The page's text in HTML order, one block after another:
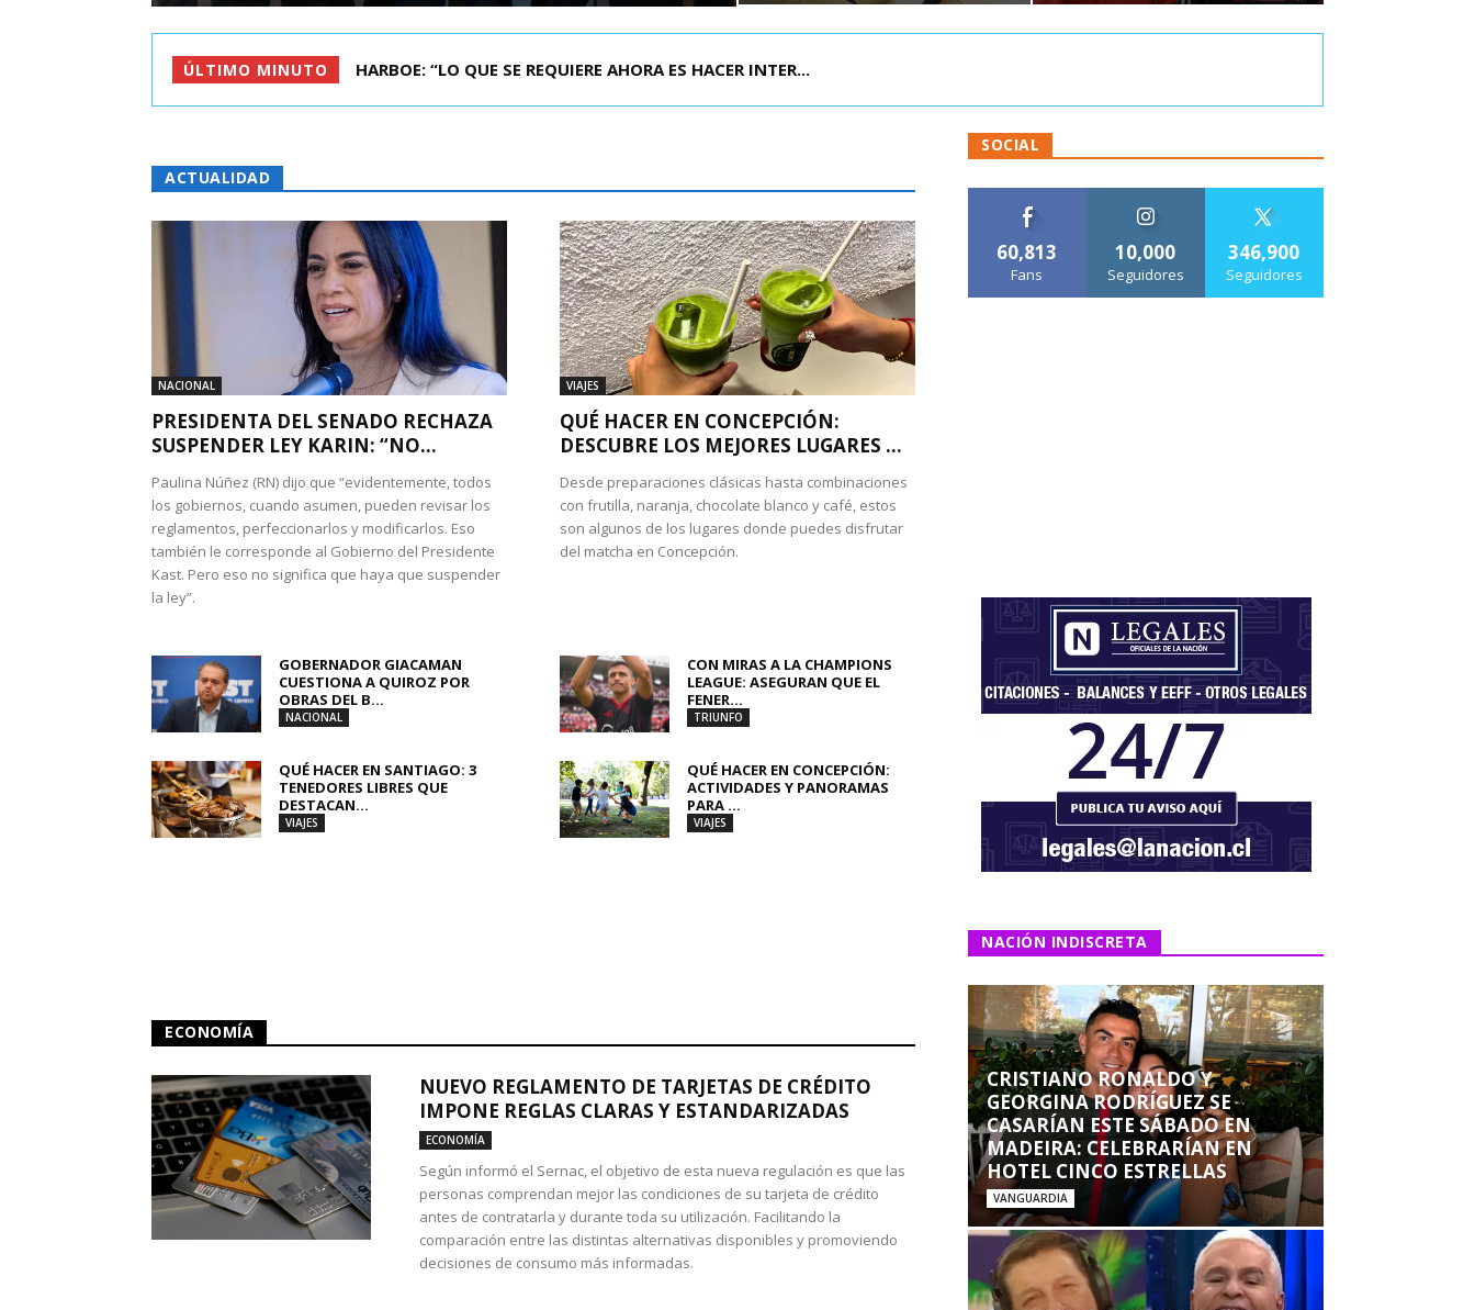
ÚLTIMO MINUTO BIMINISTRO MAS POR IPC: “LA ECONOMÍA SE ESTÁ ENC...
ACTUALIDAD
NACIONAL
PRESIDENTA DEL SENADO RECHAZA
SUSPENDER LEY KARIN: “NO...
Paulina Núñez (RN) dijo que “evidentemente, todos
los gobiernos, cuando asumen, pueden revisar los
reglamentos, perfeccionarlos y modificarlos. Eso
también le corresponde al Gobierno del Presidente
Kast. Pero eso no significa que haya que suspender
la ley”.
VIAJES
QUÉ HACER EN CONCEPCIÓN:
DESCUBRE LOS MEJORES LUGARES ...
Desde preparaciones clásicas hasta combinaciones
con frutilla, naranja, chocolate blanco y café, estos
son algunos de los lugares donde puedes disfrutar
del matcha en Concepción.
GOBERNADOR GIACAMAN
CUESTIONA A QUIROZ POR
OBRAS DEL B...
NACIONAL
CON MIRAS A LA CHAMPIONS
LEAGUE: ASEGURAN QUE EL
FENER...
TRIUNFO
QUÉ HACER EN SANTIAGO: 3
TENEDORES LIBRES QUE
DESTACAN...
VIAJES
QUÉ HACER EN CONCEPCIÓN:
ACTIVIDADES Y PANORAMAS
PARA ...
VIAJES
ECONOMÍA
NUEVO REGLAMENTO DE TARJETAS DE CRÉDITO
IMPONE REGLAS CLARAS Y ESTANDARIZADAS
ECONOMÍA
Según informó el Sernac, el objetivo de esta nueva regulación es que las
personas comprendan mejor las condiciones de su tarjeta de crédito
antes de contratarla y durante toda su utilización. Facilitando la
comparación entre las distintas alternativas disponibles y promoviendo
decisiones de consumo más informadas.
SOCIAL
60,813
Fans
10,000
Seguidores
346,900
Seguidores
NACIÓN INDISCRETA
CRISTIANO RONALDO Y
GEORGINA RODRÍGUEZ SE
CASARÍAN ESTE SÁBADO EN
MADEIRA: CELEBRARÍAN EN
HOTEL CINCO ESTRELLAS
VANGUARDIA